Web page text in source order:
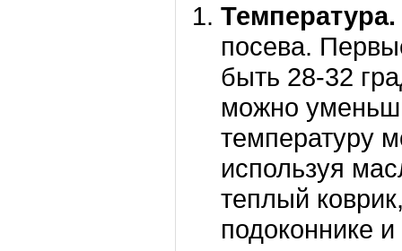
Температура.
посева.
быть 28-32
можно
температуру
используя
теплый
подоконнике и